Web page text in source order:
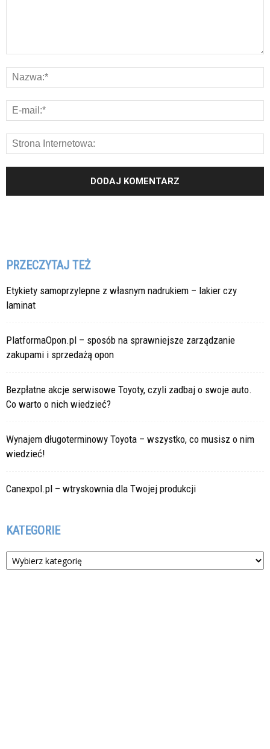
PRZECZYTAJ TEŻ
Etykiety samoprzylepne z własnym nadrukiem – lakier czy
laminat
PlatformaOpon.pl – sposób na sprawniejsze zarządzanie
zakupami i sprzedażą opon
Bezpłatne akcje serwisowe Toyoty, czyli zadbaj o swoje auto.
Co warto o nich wiedzieć?
Wynajem długoterminowy Toyota – wszystko, co musisz o nim
wiedzieć!
Canexpol.pl – wtryskownia dla Twojej produkcji
KATEGORIE
Kategorie